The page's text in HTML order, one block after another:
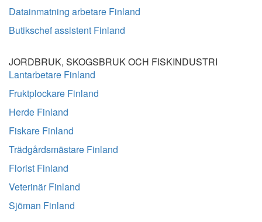
Datainmatning arbetare Finland
Butikschef assistent Finland
JORDBRUK, SKOGSBRUK OCH FISKINDUSTRI
Lantarbetare Finland
Fruktplockare Finland
Herde Finland
Fiskare Finland
Trädgårdsmästare Finland
Florist Finland
Veterinär Finland
Sjöman Finland